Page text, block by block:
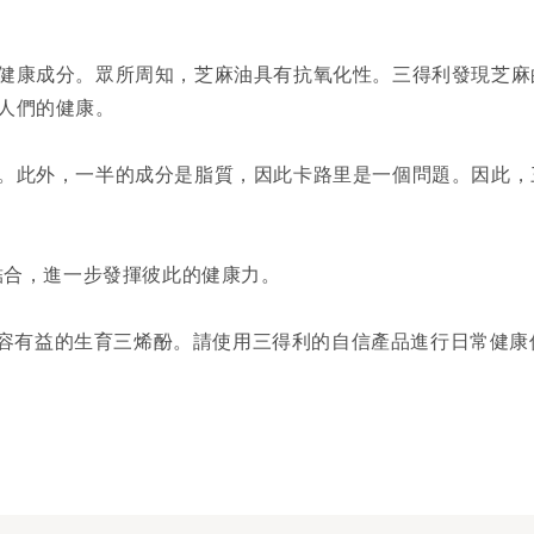
成分。眾所周知，芝麻油具有抗氧化性。 三得利 發現芝
們的健康。
此外，一半的成分是脂質，因此卡路里是一個問題。因此
，進一步發揮彼此的健康力 。
有益的生育三烯酚。 請使用三得利的自信產品進行日常健康